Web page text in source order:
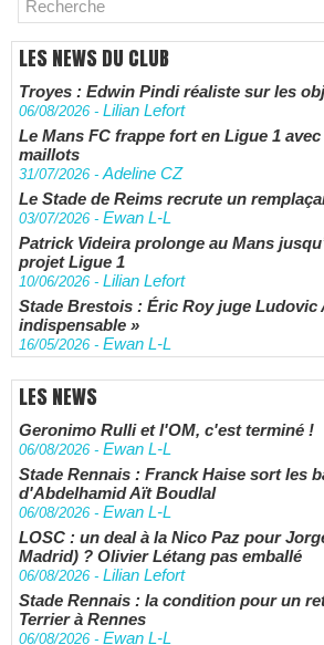
LES NEWS DU CLUB
Troyes : Edwin Pindi réaliste sur les
06/08/2026 - Lilian Lefort
Le Mans FC frappe fort en Ligue 1
maillots
31/07/2026 -Adeline CZ
Le Stade de Reims recrute un
03/07/2026 - Ewan L-L
Patrick Videira prolonge au Mans
projet Ligue 1
10/06/2026 - Lilian Lefort
Stade Brestois : Éric Roy juge Ludovic
indispensable »
16/05/2026 - Ewan L-L
LES NEWS
Geronimo Rulli et l'OM, c'est terminé !
06/08/2026 - Ewan L-L
Stade Rennais : Franck Haise sort les
d'Abdelhamid Aït Boudlal
06/08/2026 - Ewan L-L
LOSC : un deal à la Nico Paz pour
Madrid) ? Olivier Létang pas emballé
06/08/2026 - Lilian Lefort
Stade Rennais : la condition pour un
Terrier à Rennes
06/08/2026 - Ewan L-L